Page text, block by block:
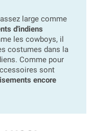
large comme
d'indiens
les cowboys, il
costumes dans la
Comme pour
sont
encore